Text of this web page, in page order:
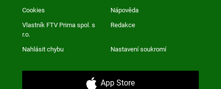
Cookies Nápověda
Vlastník FTV Prima spol. s
r.o.
Redakce
Nahlásit chybu Nastavení soukromí
App Store